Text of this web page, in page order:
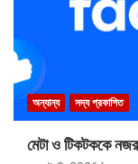
অন্যান্য সদ্য প্রকাশিত
মেটা ও টিকটককে